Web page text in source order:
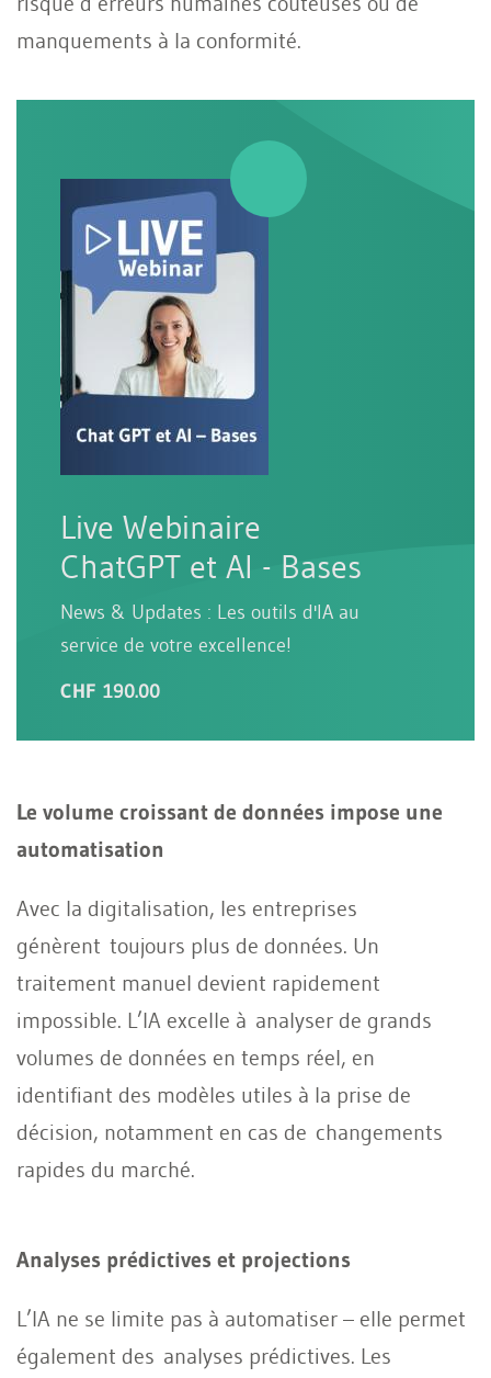
manquements à la conformité.
Live Webinaire
ChatGPT et AI - Bases
News & Updates : Les outils d'IA au
service de votre excellence!
CHF 190.00
Le volume croissant de données impose une
automatisation
Avec la digitalisation, les entreprises
génèrent toujours plus de données. Un
traitement manuel devient rapidement
impossible. L’IA excelle à analyser de grands
volumes de données en temps réel, en
identifiant des modèles utiles à la prise de
décision, notamment en cas de changements
rapides du marché.
Analyses prédictives et projections
L’IA ne se limite pas à automatiser – elle permet
également des analyses prédictives. Les